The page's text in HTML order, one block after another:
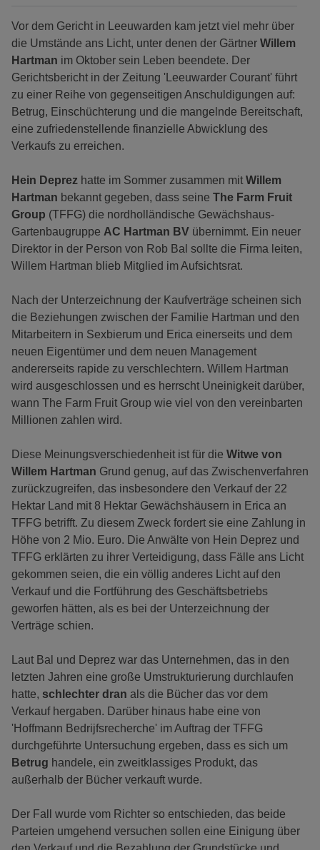
Vor dem Gericht in Leeuwarden kam jetzt viel mehr über
die Umstände ans Licht, unter denen der Gärtner Willem
Hartman im Oktober sein Leben beendete. Der
Gerichtsbericht in der Zeitung 'Leeuwarder Courant' führt
zu einer Reihe von gegenseitigen Anschuldigungen auf:
Betrug, Einschüchterung und die mangelnde Bereitschaft,
eine zufriedenstellende finanzielle Abwicklung des
Verkaufs zu erreichen.
Hein Deprez hatte im Sommer zusammen mit Willem
Hartman bekannt gegeben, dass seine The Farm Fruit
Group (TFFG) die nordholländische Gewächshaus-
Gartenbaugruppe AC Hartman BV übernimmt. Ein neuer
Direktor in der Person von Rob Bal sollte die Firma leiten,
Willem Hartman blieb Mitglied im Aufsichtsrat.
Nach der Unterzeichnung der Kaufverträge scheinen sich
die Beziehungen zwischen der Familie Hartman und den
Mitarbeitern in Sexbierum und Erica einerseits und dem
neuen Eigentümer und dem neuen Management
andererseits rapide zu verschlechtern. Willem Hartman
wird ausgeschlossen und es herrscht Uneinigkeit darüber,
wann The Farm Fruit Group wie viel von den vereinbarten
Millionen zahlen wird.
Diese Meinungsverschiedenheit ist für die Witwe von
Willem Hartman Grund genug, auf das Zwischenverfahren
zurückzugreifen, das insbesondere den Verkauf der 22
Hektar Land mit 8 Hektar Gewächshäusern in Erica an
TFFG betrifft. Zu diesem Zweck fordert sie eine Zahlung in
Höhe von 2 Mio. Euro. Die Anwälte von Hein Deprez und
TFFG erklärten zu ihrer Verteidigung, dass Fälle ans Licht
gekommen seien, die ein völlig anderes Licht auf den
Verkauf und die Fortführung des Geschäftsbetriebs
geworfen hätten, als es bei der Unterzeichnung der
Verträge schien.
Laut Bal und Deprez war das Unternehmen, das in den
letzten Jahren eine große Umstrukturierung durchlaufen
hatte, schlechter dran als die Bücher das vor dem
Verkauf hergaben. Darüber hinaus habe eine von
'Hoffmann Bedrijfsrecherche' im Auftrag der TFFG
durchgeführte Untersuchung ergeben, dass es sich um
Betrug handele, ein zweitklassiges Produkt, das
außerhalb der Bücher verkauft wurde.
Der Fall wurde vom Richter so entschieden, das beide
Parteien umgehend versuchen sollen eine Einigung über